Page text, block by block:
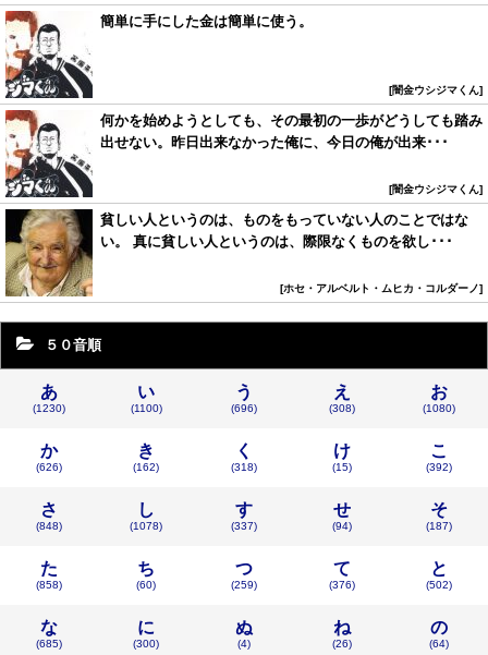
簡単に手にした金は簡単に使う。
闇金ウシジマくん
何かを始めようとしても、その最初の一歩がどうしても踏み
出せない。昨日出来なかった俺に、今日の俺が出来･･･
闇金ウシジマくん
貧しい人というのは、ものをもっていない人のことではな
い。 真に貧しい人というのは、際限なくものを欲し･･･
ホセ・アルベルト・ムヒカ・コルダーノ
５０音順
あ
(1230)
い
(1100)
う
(696)
え
(308)
お
(1080)
か
(626)
き
(162)
く
(318)
け
(15)
こ
(392)
さ
(848)
し
(1078)
す
(337)
せ
(94)
そ
(187)
た
(858)
ち
(60)
つ
(259)
て
(376)
と
(502)
な
(685)
に
(300)
ぬ
(4)
ね
(26)
の
(64)